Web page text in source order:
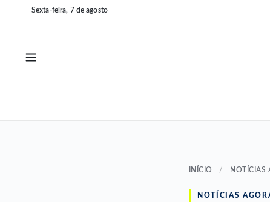
para
para
Sexta-feira, 7 de agosto
INÍCIO / NOTÍCIAS
NOTÍCIAS